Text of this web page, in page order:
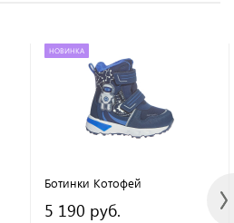
НОВИНКА
Ботинки Котофей
5 190 руб.